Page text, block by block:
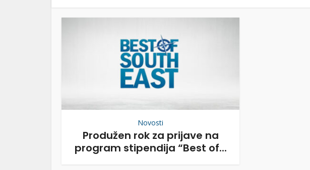
Novosti
Produžen rok za prijave na
program stipendija “Best of...